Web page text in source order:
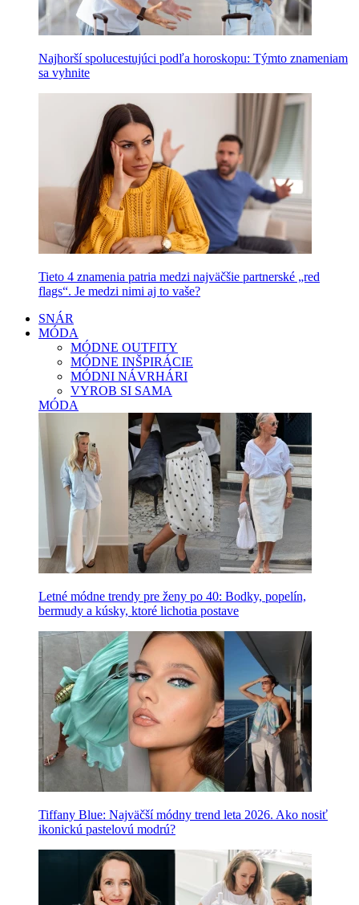
Najhorší spolucestujúci podľa horoskopu: Týmto znameniam
sa vyhnite
Tieto 4 znamenia patria medzi najväčšie partnerské „red
flags“. Je medzi nimi aj to vaše?
SNÁR
MÓDA
MÓDNE OUTFITY
MÓDNE INŠPIRÁCIE
MÓDNI NÁVRHÁRI
VYROB SI SAMA
MÓDA
Letné módne trendy pre ženy po 40: Bodky, popelín,
bermudy a kúsky, ktoré lichotia postave
Tiffany Blue: Najväčší módny trend leta 2026. Ako nosiť
ikonickú pastelovú modrú?